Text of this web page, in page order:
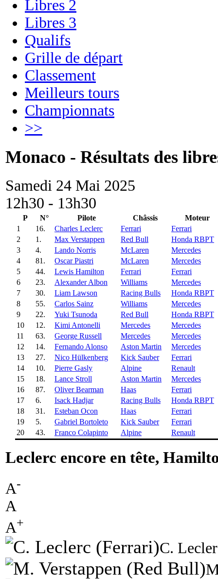
Libres 2
Libres 3
Qualifs
Grille de départ
Classement
Meilleurs tours
Championnats
>>
Monaco - Résultats des
Samedi 24 Mai 2025
12h30 - 13h30
P N° Pilote Châssis
Moteur
1
16. Charles Leclerc Ferrari
Ferrari
2
1. Max Verstappen Red Bull
Honda RBPT
3
4. Lando Norris McLaren
Mercedes
4
81. Oscar Piastri McLaren
Mercedes
5
44. Lewis Hamilton Ferrari
Ferrari
6
23. Alexander Albon Williams
Mercedes
7
30. Liam Lawson Racing Bulls
Honda RBPT
8
55. Carlos Sainz Williams
Mercedes
9
22. Yuki Tsunoda Red Bull
Honda RBPT
10
12. Kimi Antonelli Mercedes
Mercedes
11
63. George Russell Mercedes
Mercedes
12
14. Fernando Alonso Aston Martin
Mercedes
13
27. Nico Hülkenberg Kick Sauber
Ferrari
14
10. Pierre Gasly Alpine
Renault
15
18. Lance Stroll Aston Martin
Mercedes
16
87. Oliver Bearman Haas
Ferrari
17
6. Isack Hadjar Racing Bulls
Honda RBPT
18
31. Esteban Ocon Haas
Ferrari
19
5. Gabriel Bortoleto Kick Sauber
Ferrari
20
43. Franco Colapinto Alpine Renault
Leclerc encore en tête,
A-
A
A+
C.